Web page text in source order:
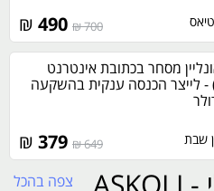
700 ₪
₪
מסחר בכתובת אינטרנט
- לייצר הכנסה ענקית בהשקעה
שבת 649 ₪
₪
צפה בהכל